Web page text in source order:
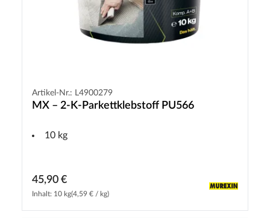
Artikel-Nr.: L4900279
MX – 2-K-Parkettklebstoff PU566
10 kg
45,90 €
Inhalt: 10 kg(4,59 € / kg)